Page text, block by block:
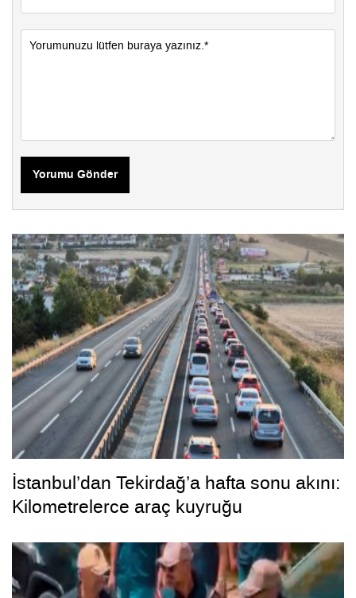
Yorumu Gönder
İstanbul’dan Tekirdağ’a hafta sonu akını:
Kilometrelerce araç kuyruğu